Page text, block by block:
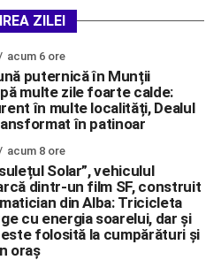
ZILEI
acum 6 ore
puternică în Munții
multe zile foarte calde:
în multe localități, Dealul
în patinoar
acum 8 ore
Solar”, vehiculul
dintr-un film SF, construit
din Alba: Tricicleta
cu energia soarelui, dar și
folosită la cumpărături și
oraș